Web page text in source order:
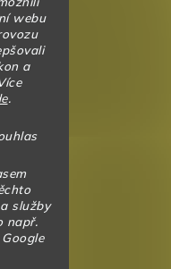
webu
a
.
služby
např.
školy